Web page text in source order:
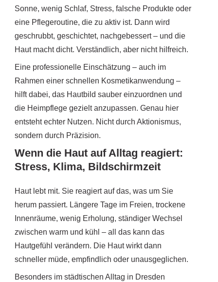
Sonne, wenig Schlaf, Stress, falsche Produkte oder
eine Pflegeroutine, die zu aktiv ist. Dann wird
geschrubbt, geschichtet, nachgebessert – und die
Haut macht dicht. Verständlich, aber nicht hilfreich.
Eine professionelle Einschätzung – auch im
Rahmen einer schnellen Kosmetikanwendung –
hilft dabei, das Hautbild sauber einzuordnen und
die Heimpflege gezielt anzupassen. Genau hier
entsteht echter Nutzen. Nicht durch Aktionismus,
sondern durch Präzision.
Wenn die Haut auf Alltag reagiert:
Stress, Klima, Bildschirmzeit
Haut lebt mit. Sie reagiert auf das, was um Sie
herum passiert. Längere Tage im Freien, trockene
Innenräume, wenig Erholung, ständiger Wechsel
zwischen warm und kühl – all das kann das
Hautgefühl verändern. Die Haut wirkt dann
schneller müde, empfindlich oder unausgeglichen.
Besonders im städtischen Alltag in Dresden